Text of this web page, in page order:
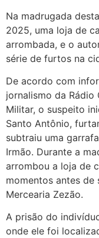
Na madrugada
2025, uma loja de
arrombada, e o
série de furtos na
De acordo com
jornalismo da Rádio
Militar, o suspeito
Santo Antônio,
subtraiu uma
Irmão. Durante a
arrombou a loja de
momentos antes
Mercearia Zezão.
A prisão do
onde ele foi